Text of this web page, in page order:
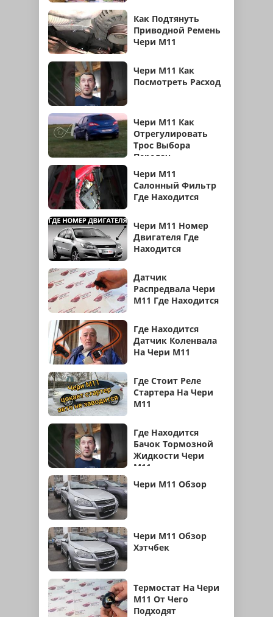
Как Подтянуть
Приводной Ремень
Чери М11
Чери М11 Как
Посмотреть Расход
Чери М11 Как
Отрегулировать
Трос Выбора
Передач
Чери М11
Салонный Фильтр
Где Находится
Чери М11 Номер
Двигателя Где
Находится
Датчик
Распредвала Чери
М11 Где Находится
Где Находится
Датчик Коленвала
На Чери М11
Где Стоит Реле
Стартера На Чери
М11
Где Находится
Бачок Тормозной
Жидкости Чери
М11
Чери М11 Обзор
Чери М11 Обзор
Хэтчбек
Термостат На Чери
М11 От Чего
Подходят